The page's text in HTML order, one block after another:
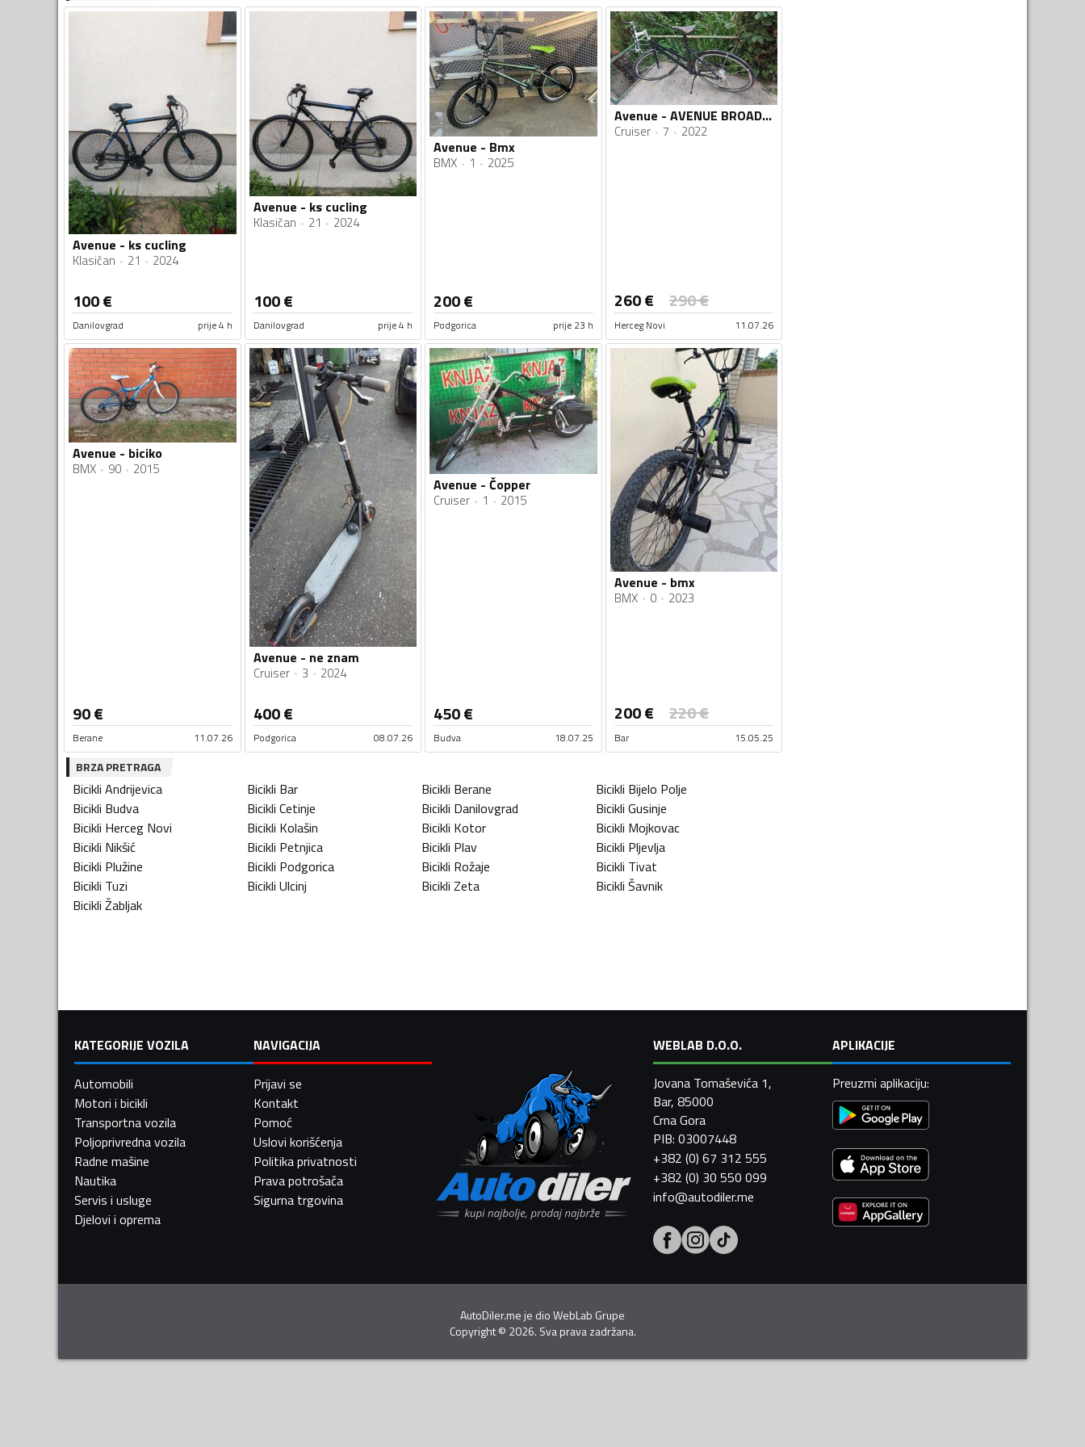
Avenue - ks cucling
Klasičan 21 2024
100€
Danilovgrad prije 4 h
Avenue - ks cucling
Klasičan 21 2024
100€
Danilovgrad prije 4 h
Avenue - Bmx
BMX 1 2025
200€
Podgorica prije 23 h
Avenue - AVENUE BROADWAY 28 incha NEXUS 7 aluminijum
Cruiser 7 2022
260€ 290€
Herceg Novi 11.07.26
Avenue - biciko
BMX 90 2015
90€
Berane 11.07.26
Avenue - ne znam
Cruiser 3 2024
400€
Podgorica 08.07.26
Avenue - Čopper
Cruiser 1 2015
450€
Budva 18.07.25
Avenue - bmx
BMX 0 2023
200€ 220€
Bar 15.05.25
BRZA PRETRAGA
Bicikli Andrijevica Bicikli Bar Bicikli Berane Bicikli Bijelo Polje
Bicikli Budva Bicikli Cetinje Bicikli Danilovgrad Bicikli Gusinje
Bicikli Herceg Novi Bicikli Kolašin Bicikli Kotor Bicikli Mojkovac
Bicikli Nikšić Bicikli Petnjica Bicikli Plav Bicikli Pljevlja
Bicikli Plužine Bicikli Podgorica Bicikli Rožaje Bicikli Tivat
Bicikli Tuzi Bicikli Ulcinj Bicikli Zeta Bicikli Šavnik
Bicikli Žabljak
KATEGORIJE VOZILA
Automobili
Motori i bicikli
Transportna vozila
Poljoprivredna vozila
Radne mašine
Nautika
Servis i usluge
Djelovi i oprema
NAVIGACIJA
Prijavi se
Kontakt
Pomoć
Uslovi korišćenja
Politika privatnosti
Prava potrošača
Sigurna trgovina
WEBLAB D.O.O.
Jovana Tomaševića 1,
Bar, 85000
Crna Gora
PIB: 03007448
+382 (0) 67 312 555
+382 (0) 30 550 099
info@autodiler.me
APLIKACIJE
Preuzmi aplikaciju:
AutoDiler.me je dioWebLab Grupe
Copyright© 2026. Sva prava zadržana.